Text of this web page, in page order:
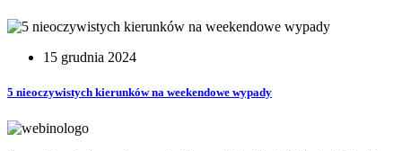
15 grudnia 2024
5 nieoczywistych kierunków na weekendowe wypady